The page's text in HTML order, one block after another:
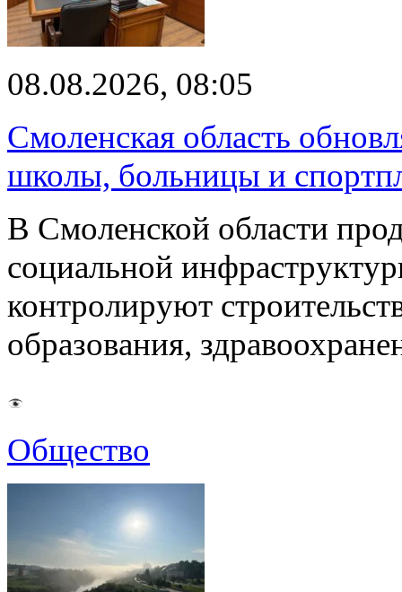
08.08.2026, 08:05
Смоленская область
школы, больницы и
В Смоленской области
социальной
контролируют
образования,
Общество